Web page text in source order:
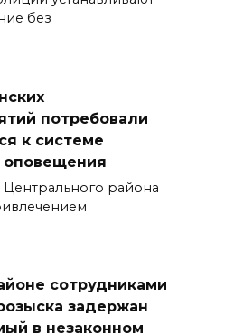
без
потребовали
к системе
оповещения
района
сотрудниками
задержан
в незаконном